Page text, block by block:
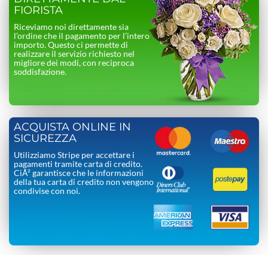
FIORISTA
Riceviamo noi direttamente sia
l’ordine che il pagamento per l’intero
importo. Questo ci permette di
realizzare il servizio richiesto nel
migliore dei modi, con reciproca
soddisfazione.
ACQUISTA ONLINE IN
SICUREZZA
Utilizziamo Stripe per accettare i
pagamenti tramite carta di credito.
CiÃ² garantisce che le informazioni
della tua carta di credito non vengono
condivise con noi.